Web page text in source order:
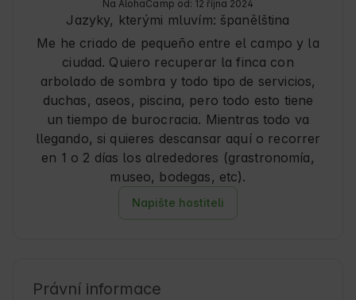
Na AlohaCamp od: 12 října 2024
Jazyky, kterými mluvím: španělština
Me he criado de pequeño entre el campo y la
ciudad. Quiero recuperar la finca con
arbolado de sombra y todo tipo de servicios,
duchas, aseos, piscina, pero todo esto tiene
un tiempo de burocracia. Mientras todo va
llegando, si quieres descansar aquí o recorrer
en 1 o 2 días los alrededores (grastronomía,
museo, bodegas, etc).
Napište hostiteli
Právní informace